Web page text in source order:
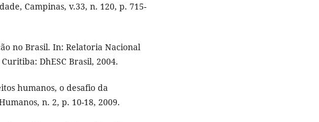
Campinas, v.33, n. 120, p. 715-
no Brasil. In: Relatoria Nacional
DhESC Brasil, 2004.
humanos, o desafio da
n. 2, p. 10-18, 2009.